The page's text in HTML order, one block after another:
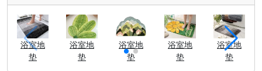
浴室地
垫
浴室地
垫
浴室地
垫
浴室地
垫
浴室地
垫